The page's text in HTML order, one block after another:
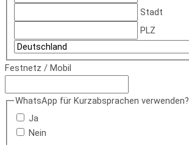
Stadt
PLZ
Festnetz / Mobil
WhatsApp für Kurzabsprachen verwenden?
Ja
Nein